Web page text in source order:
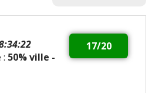
17/20
50% ville -